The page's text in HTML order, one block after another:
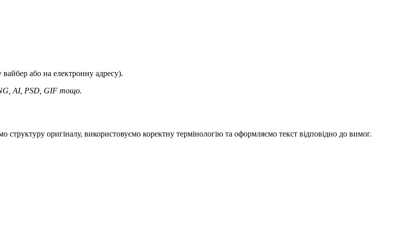
або на електронну адресу).
AI, PSD, GIF тощо.
структуру оригіналу, використовуємо коректну термінологію та оформляємо текст відповідно до вимог.